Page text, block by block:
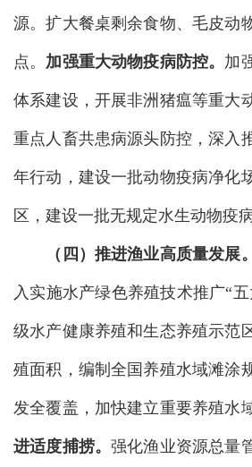
源。扩大餐桌剩余食物、毛皮动
点。 加强重大动物疫病防控。 加
体系建设，开展非洲猪瘟等重大
重点人畜共患病源头防控，深入
年行动，建设一批动物疫病净化
区，建设一批无规定水生动物疫
（四）推进渔业高质量发展。
入实施水产绿色养殖技术推广“
级水产健康养殖和生态养殖示范
殖面积，编制全国养殖水域滩涂
发全覆盖，加快建立重要养殖水
进适度捕捞。强化渔业资源总量